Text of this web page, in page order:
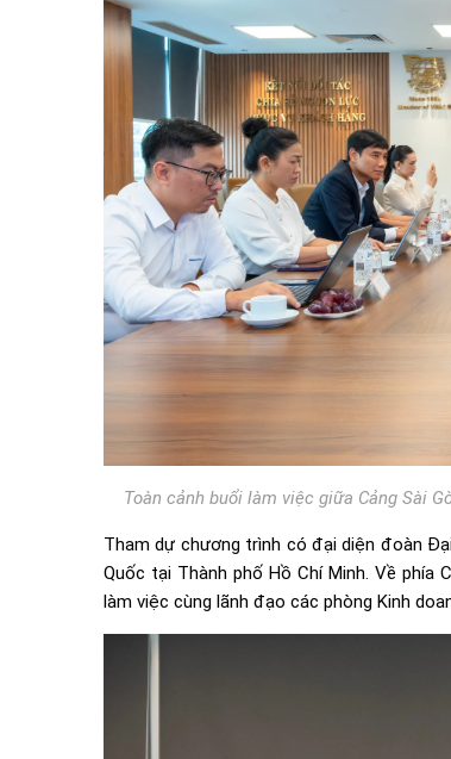
Toàn cảnh buổi làm việc giữa Cảng Sài
Tham dự chương trình có đại diện đoàn
Quốc tại Thành phố Hồ Chí Minh. Về phía
làm việc cùng lãnh đạo các phòng Kinh